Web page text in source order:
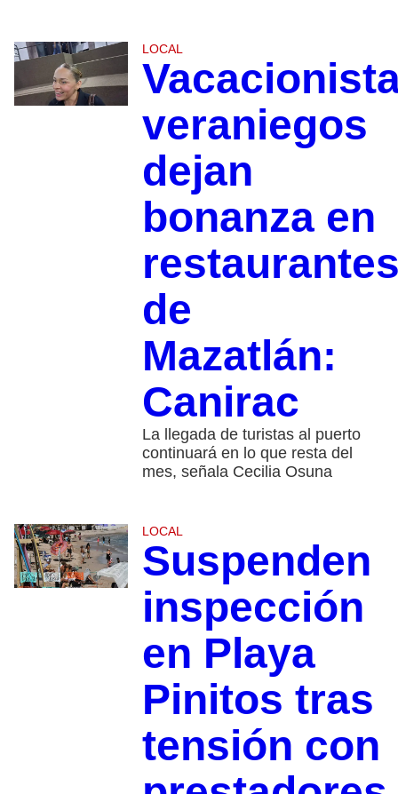
LOCAL
veraniegos
dejan
bonanza en
de
Mazatlán:
Canirac
La llegada de turistas al puerto
continuará en lo que resta del
mes, señala Cecilia Osuna
LOCAL
Suspenden
inspección
en Playa
Pinitos tras
tensión con